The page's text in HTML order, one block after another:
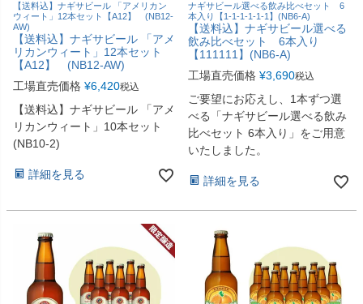
【送料込】ナギサビール 「アメリカン
ウィート」12本セット【A12】 (NB12-
AW)
【送料込】ナギサビール 「アメ
リカンウィート」12本セット
【A12】 (NB12-AW)
工場直売価格 ¥6,420税込
【送料込】ナギサビール 「アメ
リカンウィート」10本セット
(NB10-2)
詳細を見る
ナギサビール選べる飲み比べセット 6
本入り【1-1-1-1-1-1】(NB6-A)
【送料込】ナギサビール選べる
飲み比べセット 6本入り
【111111】(NB6-A)
工場直売価格 ¥3,690税込
ご要望にお応えし、1本ずつ選
べる「ナギサビール選べる飲み
比べセット 6本入り」をご用意
いたしました。
詳細を見る